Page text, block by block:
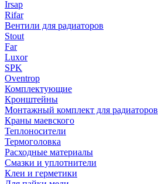
Irsap
Rifar
Вентили для радиаторов
Stout
Far
Luxor
SPK
Oventrop
Комплектующие
Кронштейны
Монтажный комплект для радиаторов
Краны маевского
Теплоносители
Термоголовка
Расходные материалы
Смазки и уплотнители
Клеи и герметики